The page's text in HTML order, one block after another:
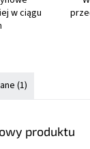
w ciągu
(1)
produktu